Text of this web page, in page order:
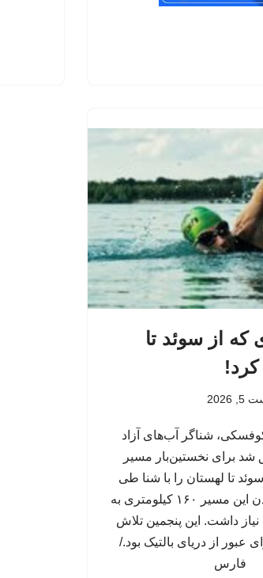
که از سوئد تا
کرد!
2026
شناگر آب‌های آزاد
شد برای نخستین‌بار مسیر
سوئد تا لهستان را با شنا طی
کند. او برای پیمودن این مسیر ۱۶۰ کیلومتری به
نیاز داشت. این پنجمین تلاش
عبور از دریای بالتیک بود./
فارس